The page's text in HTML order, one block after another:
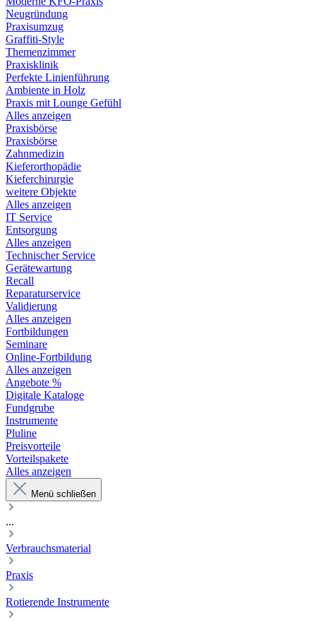
Neugründung
Praxisumzug
Graffiti-Style
Themenzimmer
Praxisklinik
Perfekte Linienführung
Ambiente in Holz
Praxis mit Lounge Gefühl
Alles anzeigen
Praxisbörse
Praxisbörse
Zahnmedizin
Kieferorthopädie
Kieferchirurgie
weitere Objekte
Alles anzeigen
IT Service
Entsorgung
Alles anzeigen
Technischer Service
Gerätewartung
Recall
Reparaturservice
Validierung
Alles anzeigen
Fortbildungen
Seminare
Online-Fortbildung
Alles anzeigen
Angebote %
Digitale Kataloge
Fundgrube
Instrumente
Pluline
Preisvorteile
Vorteilspakete
Alles anzeigen
Menü schließen
...
Verbrauchsmaterial
Praxis
Rotierende Instrumente